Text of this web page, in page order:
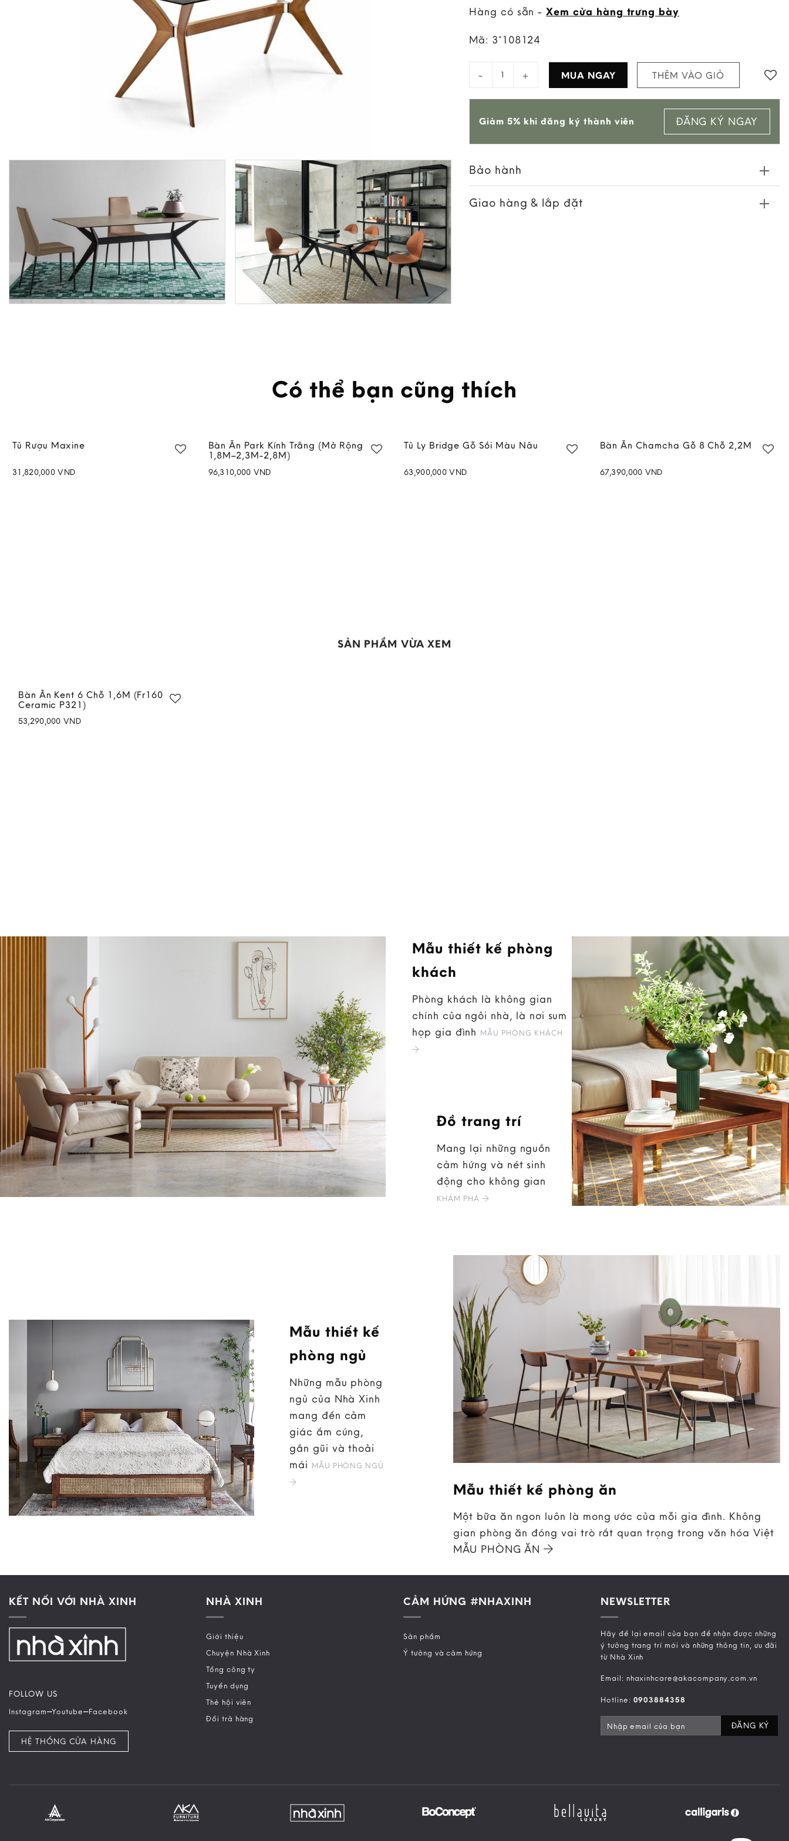
Hàng có sẵn -Xem cửa hàng trưng bày
Mã: 3*108124
Bàn Ăn Kent 6 Chỗ 1,6M (Fr160 Ceramic P321) quantity
MUA NGAY THÊM VÀO GIỎ
Add to
wishlist
Giảm 5% khi đăng ký thành viên ĐĂNG KÝ NGAY
Bảo hành
Giao hàng & lắp đặt
Có thể bạn cũng thích
Tủ Rượu Maxine
31,820,000VND
Bàn Ăn Park Kính Trắng (Mở Rộng
1,8M–2,3M-2,8M)
96,310,000 VND
Tủ Ly Bridge Gỗ Sồi Màu Nâu
63,900,000VND
Bàn Ăn Chamcha Gỗ 8 Chỗ 2,2M
67,390,000 VND
SẢN PHẨM VỪA XEM
Bàn Ăn Kent 6 Chỗ 1,6M (Fr160
Ceramic P321)
53,290,000VND
Mẫu thiết kế phòng
khách
Phòng khách là không gian
chính của ngôi nhà, là nơi sum
họp gia đình MẪU PHÒNG KHÁCH
Đồ trang trí
Mang lại những nguồn
cảm hứng và nét sinh
động cho không gian
KHÁM PHÁ
Mẫu thiết kế
phòng ngủ
Những mẫu phòng
ngủ của Nhà Xinh
mang đến cảm
giác ấm cúng,
gần gũi và thoải
mái MẪU PHÒNG NGỦ
Mẫu thiết kế phòng ăn
Một bữa ăn ngon luôn là mong ước của mỗi gia đình. Không
gian phòng ăn đóng vai trò rất quan trọng trong văn hóa Việt
MẪU PHÒNG ĂN
KẾT NỐI VỚI NHÀ XINH
FOLLOW US
Instagram–Youtube–Facebook
HỆ THỐNG CỬA HÀNG
NHÀ XINH
Giới thiệu
Chuyện Nhà Xinh
Tổng công ty
Tuyển dụng
Thẻ hội viên
Đổi trả hàng
CẢM HỨNG #NHAXINH
Sản phẩm
Ý tưởng và cảm hứng
NEWSLETTER
Hãy để lại email của bạn để nhận được những
ý tưởng trang trí mới và những thông tin, ưu đãi
từ Nhà Xinh
Email: nhaxinhcare@akacompany.com.vn
Hotline: 0903884358